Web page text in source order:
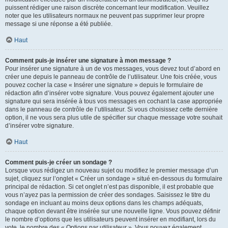
puissent rédiger une raison discrète concernant leur modification. Veuillez
noter que les utilisateurs normaux ne peuvent pas supprimer leur propre
message si une réponse a été publiée.
Haut
Comment puis-je insérer une signature à mon message ?
Pour insérer une signature à un de vos messages, vous devez tout d’abord en
créer une depuis le panneau de contrôle de l’utilisateur. Une fois créée, vous
pouvez cocher la case « Insérer une signature » depuis le formulaire de
rédaction afin d’insérer votre signature. Vous pouvez également ajouter une
signature qui sera insérée à tous vos messages en cochant la case appropriée
dans le panneau de contrôle de l’utilisateur. Si vous choisissez cette dernière
option, il ne vous sera plus utile de spécifier sur chaque message votre souhait
d’insérer votre signature.
Haut
Comment puis-je créer un sondage ?
Lorsque vous rédigez un nouveau sujet ou modifiez le premier message d’un
sujet, cliquez sur l’onglet « Créer un sondage » situé en-dessous du formulaire
principal de rédaction. Si cet onglet n’est pas disponible, il est probable que
vous n’ayez pas la permission de créer des sondages. Saisissez le titre du
sondage en incluant au moins deux options dans les champs adéquats,
chaque option devant être insérée sur une nouvelle ligne. Vous pouvez définir
le nombre d’options que les utilisateurs peuvent insérer en modifiant, lors du